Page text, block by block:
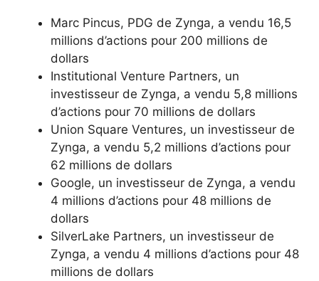
Marc Pincus, PDG de Zynga, a vendu 16,5
millions d’actions pour 200 millions de
dollars
Institutional Venture Partners, un
investisseur de Zynga, a vendu 5,8 millions
d’actions pour 70 millions de dollars
Union Square Ventures, un investisseur de
Zynga, a vendu 5,2 millions d’actions pour
62 millions de dollars
Google, un investisseur de Zynga, a vendu
4 millions d’actions pour 48 millions de
dollars
SilverLake Partners, un investisseur de
Zynga, a vendu 4 millions d’actions pour 48
millions de dollars